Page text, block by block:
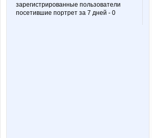
зарегистрированные пользователи
посетившие портрет за 7 дней - 0